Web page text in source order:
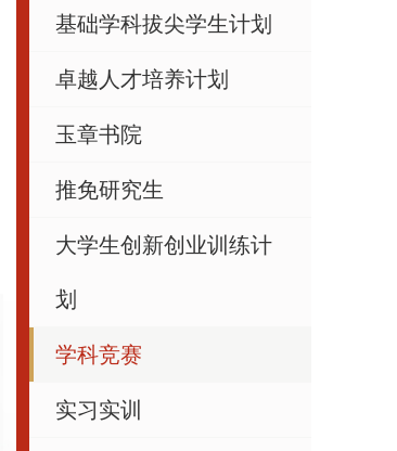
基础学科拔尖学生计划
卓越人才培养计划
玉章书院
推免研究生
大学生创新创业训练计
划
学科竞赛
实习实训